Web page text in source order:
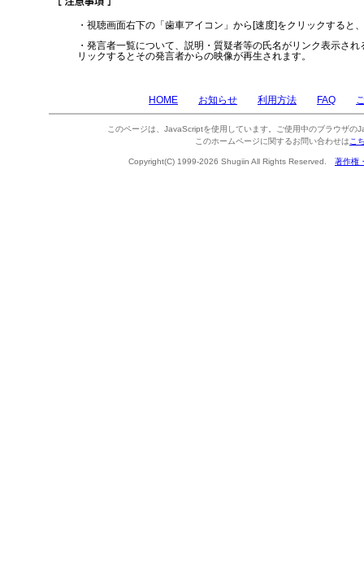
・視聴画面右下の「歯車アイコン」から[速度]をクリックすると
・発言者一覧について、説明・質疑者等の氏名がリンク表示さ
リックするとその発言者からの映像が再生されます。
HOME お知らせ 利用方法 FAQ
このページは、JavaScriptを使用しています。ご使用中のブラウザの
このホームページに関するお問い合わせは こ
Copyright(C) 1999-2026 Shugiin All Rights Reserved. 著作権